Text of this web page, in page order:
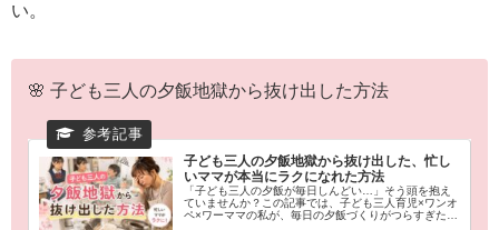
い。
🌸 子ども三人の夕飯地獄から抜け出した方法
子ども三人の夕飯地獄から抜け出した、忙し
いママが本当にラクになれた方法
「子ども三人の夕飯が毎日しんどい…」そう頭を抱え
ていませんか？この記事では、子ども三人育児×ワンオ
ペ×ワーママの私が、毎日の夕飯づくりがつらすぎた時